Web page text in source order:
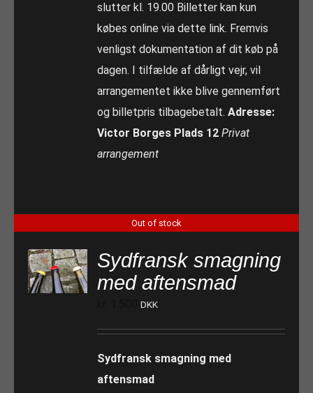
slutter kl. 19.00 Billetter kan kun
købes online via dette link. Fremvis
venligst dokumentation af dit køb på
dagen. I tilfælde af dårligt vejr, vil
arrangementet ikke blive gennemført
og billetpris tilbagebetalt.Adresse:
Victor Borges Plads 12 Privat
arrangement
Out of stock
Sydfransk smagning
med aftensmad
DKK
Sydfransk smagning med
aftensmad